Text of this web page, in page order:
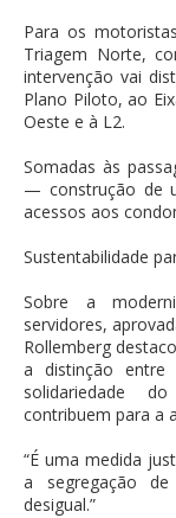
Para os
Triagem Norte,
intervenção vai
Plano Piloto, ao
Oeste e à L2.
Somadas às
— construção de
acessos aos
Sustentabilidade
Sobre a
servidores,
Rollemberg
a distinção
solidariedade
contribuem para a
“É uma medida
a segregação
desigual.”